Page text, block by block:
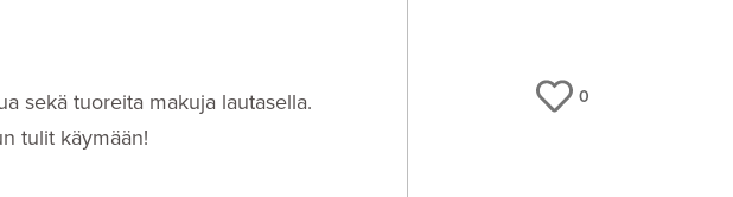
sekä tuoreita makuja lautasella.
tulit käymään!
0